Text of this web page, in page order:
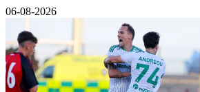
06-08-2026